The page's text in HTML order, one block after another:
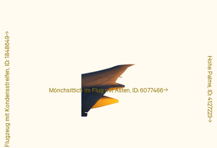
Mönchsittich im Flug mit Ästen, ID: 6077466 Hohe Palme, ID: 4127223
Flugzeug mit Kondensstreifen, ID: 1848649